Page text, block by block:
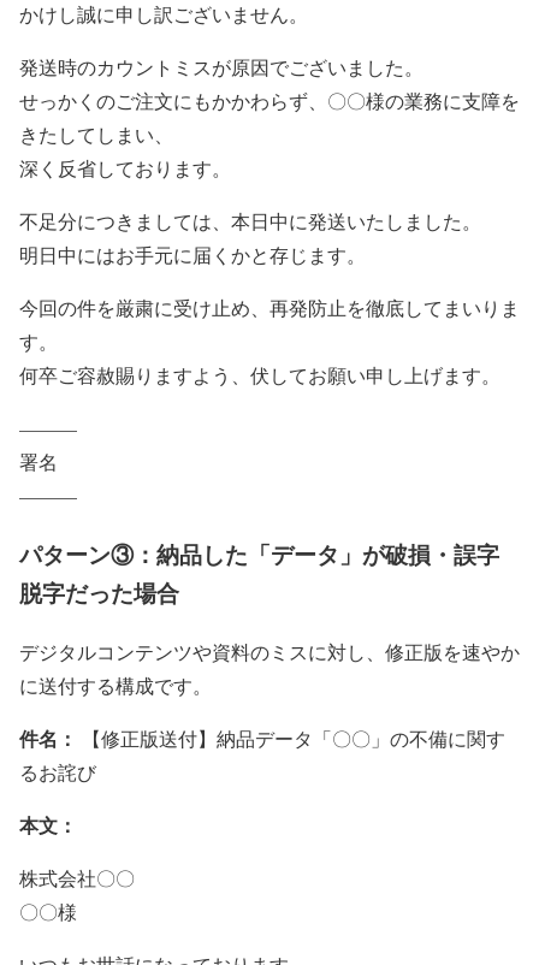
かけし誠に申し訳ございません。
発送時のカウントミスが原因でございました。
せっかくのご注文にもかかわらず、〇〇様の業務に支障を
きたしてしまい、
深く反省しております。
不足分につきましては、本日中に発送いたしました。
明日中にはお手元に届くかと存じます。
今回の件を厳粛に受け止め、再発防止を徹底してまいりま
す。
何卒ご容赦賜りますよう、伏してお願い申し上げます。
———
署名
———
パターン③：納品した「データ」が破損・誤字
脱字だった場合
デジタルコンテンツや資料のミスに対し、修正版を速やか
に送付する構成です。
件名：
【修正版送付】納品データ「〇〇」の不備に関す
るお詫び
本文：
株式会社〇〇
〇〇様